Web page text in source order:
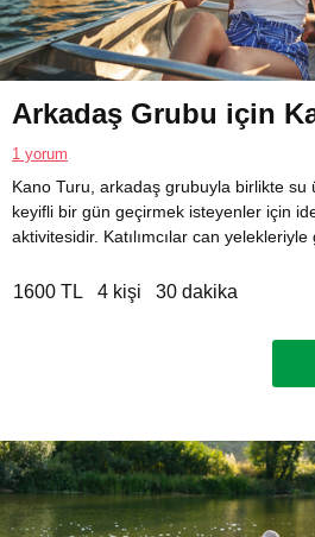
Arkadaş Grubu için
1 yorum
Kano Turu, arkadaş grubuyla birlikte su
keyifli bir gün geçirmek isteyenler için
aktivitesidir. Katılımcılar can
1600 TL 4 kişi 30 dakika